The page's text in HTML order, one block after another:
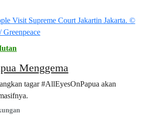
Menggema
tagar #AllEyesOnPapua akan